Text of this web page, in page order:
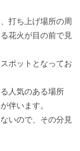
打ち上げ場所の周
花火が目の前で見
ポットとなってお
人気のある場所
伴います。
いので、その分見